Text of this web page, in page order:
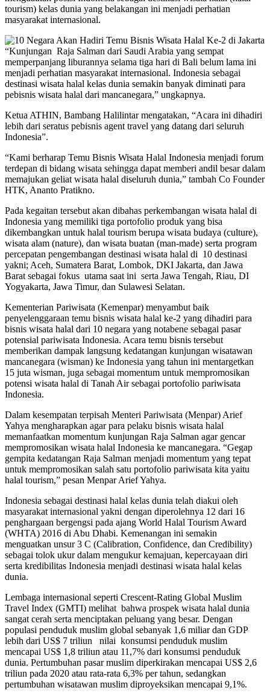
tourism) kelas dunia yang belakangan ini menjadi perhatian
masyarakat internasional.
“Kunjungan Raja Salman dari Saudi Arabia yang sempat
memperpanjang liburannya selama tiga hari di Bali belum lama ini
menjadi perhatian masyarakat internasional. Indonesia sebagai
destinasi wisata halal kelas dunia semakin banyak diminati para
pebisnis wisata halal dari mancanegara,” ungkapnya.
Ketua ATHIN, Bambang Halilintar mengatakan, “Acara ini dihadiri
lebih dari seratus pebisnis agent travel yang datang dari seluruh
Indonesia”.
“Kami berharap Temu Bisnis Wisata Halal Indonesia menjadi forum
terdepan di bidang wisata sehingga dapat memberi andil besar dalam
memajukan geliat wisata halal diseluruh dunia,” tambah Co Founder
HTK, Ananto Pratikno.
Pada kegaitan tersebut akan dibahas perkembangan wisata halal di
Indonesia yang memiliki tiga portofolio produk yang bisa
dikembangkan untuk halal tourism berupa wisata budaya (culture),
wisata alam (nature), dan wisata buatan (man-made) serta program
percepatan pengembangan destinasi wisata halal di 10 destinasi
yakni; Aceh, Sumatera Barat, Lombok, DKI Jakarta, dan Jawa
Barat sebagai fokus utama saat ini serta Jawa Tengah, Riau, DI
Yogyakarta, Jawa Timur, dan Sulawesi Selatan.
Kementerian Pariwisata (Kemenpar) menyambut baik
penyelenggaraan temu bisnis wisata halal ke-2 yang dihadiri para
bisnis wisata halal dari 10 negara yang notabene sebagai pasar
potensial pariwisata Indonesia. Acara temu bisnis tersebut
memberikan dampak langsung kedatangan kunjungan wisatawan
mancanegara (wisman) ke Indonesia yang tahun ini mentargetkan
15 juta wisman, juga sebagai momentum untuk mempromosikan
potensi wisata halal di Tanah Air sebagai portofolio pariwisata
Indonesia.
Dalam kesempatan terpisah Menteri Pariwisata (Menpar) Arief
Yahya mengharapkan agar para pelaku bisnis wisata halal
memanfaatkan momentum kunjungan Raja Salman agar gencar
mempromosikan wisata halal Indonesia ke mancanegara. “Gegap
gempita kedatangan Raja Salman menjadi momentum yang tepat
untuk mempromosikan salah satu portofolio pariwisata kita yaitu
halal tourism,” pesan Menpar Arief Yahya.
Indonesia sebagai destinasi halal kelas dunia telah diakui oleh
masyarakat internasional yakni dengan diperolehnya 12 dari 16
penghargaan bergengsi pada ajang World Halal Tourism Award
(WHTA) 2016 di Abu Dhabi. Kemenangan ini semakin
menguatkan unsur 3 C (Calibration, Confidence, dan Credibility)
sebagai tolok ukur dalam mengukur kemajuan, kepercayaan diri
serta kredibilitas Indonesia menjadi destinasi wisata halal kelas
dunia.
Lembaga internasional seperti Crescent-Rating Global Muslim
Travel Index (GMTI) melihat bahwa prospek wisata halal dunia
sangat cerah serta menciptakan peluang yang besar. Dengan
populasi penduduk muslim global sebanyak 1,6 miliar dan GDP
lebih dari US$ 7 triliun nilai konsumsi penduduk muslim
mencapai US$ 1,8 triliun atau 11,7% dari konsumsi penduduk
dunia. Pertumbuhan pasar muslim diperkirakan mencapai US$ 2,6
triliun pada 2020 atau rata-rata 6,3% per tahun, sedangkan
pertumbuhan wisatawan muslim diproyeksikan mencapai 9,1%.